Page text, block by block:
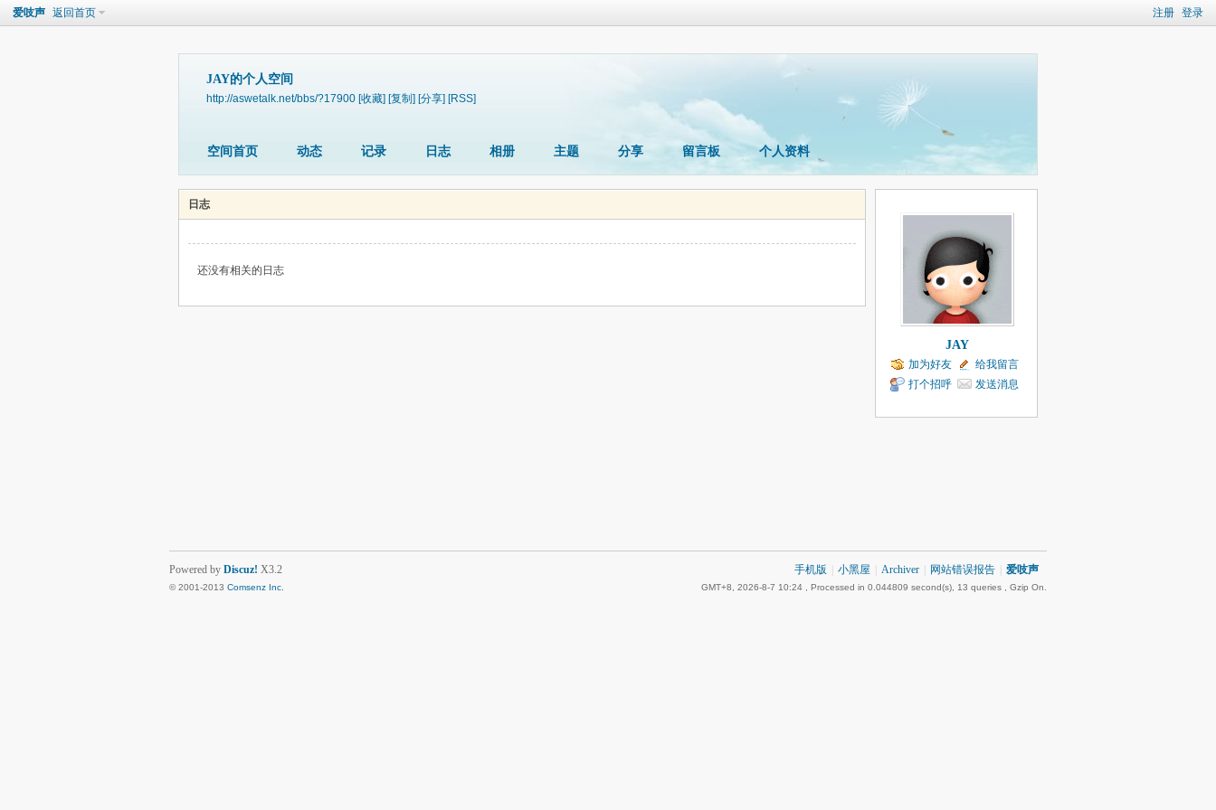
注册 登录
爱吱声 返回首页
JAY的个人空间
http://aswetalk.net/bbs/?17900 [收藏] [复制] [分享] [RSS]
空间首页 动态 记录 日志 相册 主题 分享 留言板 个人资料
日志
还没有相关的日志
JAY
加为好友
给我留言
打个招呼
发送消息
手机版 小黑屋 Archiver 网站错误报告 爱吱声
GMT+8, 2026-8-7 10:24 , Processed in 0.044809 second(s), 13 queries , Gzip On.
Powered by Discuz! X3.2
© 2001-2013 Comsenz Inc.